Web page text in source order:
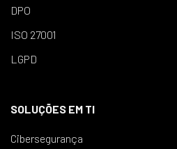
DPO
ISO 27001
LGPD
SOLUÇÕES EM TI
Cibersegurança